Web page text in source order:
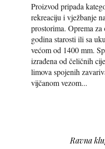
Proizvod pripada
rekreaciju i vježbanje
prostorima. Oprema za
godina starosti ili sa
većom od 1400 mm.
izrađena od čeličnih
limova spojenih
vijčanom vezom...
Ravna